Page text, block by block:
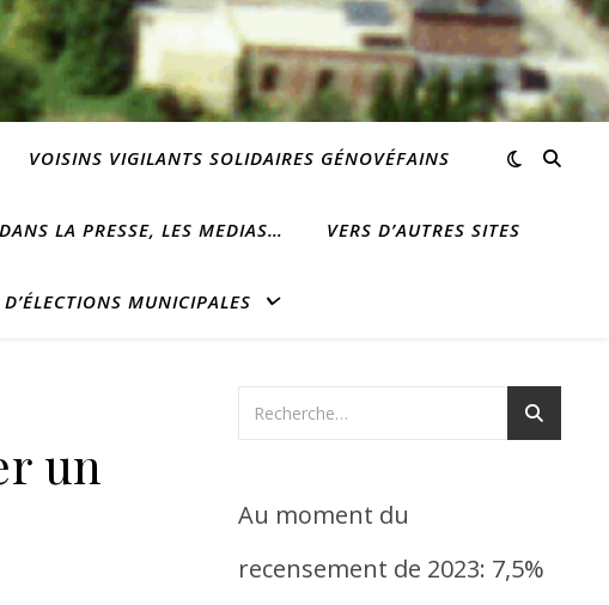
VOISINS VIGILANTS SOLIDAIRES GÉNOVÉFAINS
DANS LA PRESSE, LES MEDIAS… VERS D’AUTRES SITES
MUNICIPALES
un
Au moment du
recensement de 2023: 7,5%